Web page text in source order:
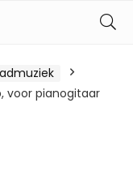
voor pianogitaar